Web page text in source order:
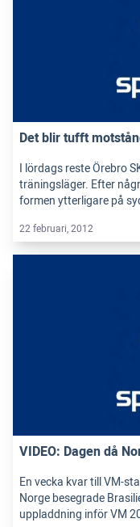
Det blir tufft
I lördags reste Örebro
träningsläger. Efter
formen ytterligare på
22 februari, 2012
VIDEO: Dagen då
En vecka kvar till VM-
Norge besegrade
uppladdning inför VM